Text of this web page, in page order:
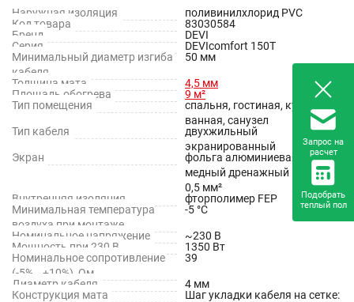
Наружная изоляция
поливинилхлорид PVC
Код товара
83030584
Бренд
DEVI
Серия
DEVIcomfort 150T
Минимальный диаметр изгиба
кабеля
50 мм
Толщина мата
4,5 мм
Площадь обогрева
9 м²
Тип помещения
спальня, гостиная, кухня,
ванная, санузел
Тип кабеля
двухжильный
экранированный
Экран
фольга алюминиевая +
медный дренажный провод
0,5 мм²
Внутренняя изоляция
фторполимер FEP
Минимальная температура
воздуха при монтаже
-5 °С
Номинальное напряжение
~230 В
Мощность при 230 В
1350 Вт
Номинальное сопротивление
(-5%...+10%), Ом
39
Диаметр кабеля
4 мм
Конструкция мата
Шаг укладки кабеля на сетке:
Запрос на
расчет
Подобрать
теплый пол